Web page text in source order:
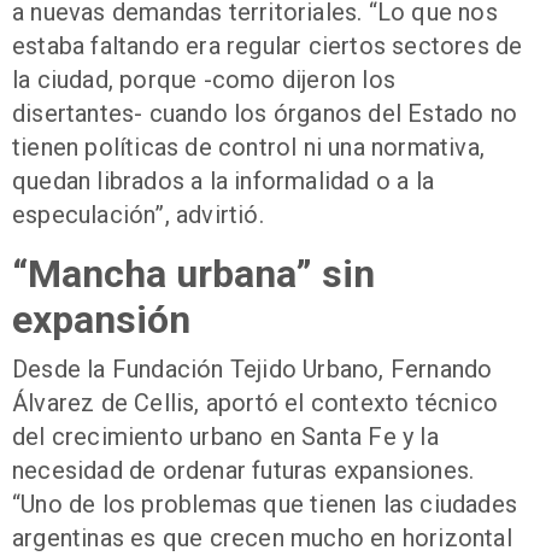
a nuevas demandas territoriales. “Lo que nos
estaba faltando era regular ciertos sectores de
la ciudad, porque -como dijeron los
disertantes- cuando los órganos del Estado no
tienen políticas de control ni una normativa,
quedan librados a la informalidad o a la
especulación”, advirtió.
“Mancha urbana” sin
expansión
Desde la Fundación Tejido Urbano, Fernando
Álvarez de Cellis, aportó el contexto técnico
del crecimiento urbano en Santa Fe y la
necesidad de ordenar futuras expansiones.
“Uno de los problemas que tienen las ciudades
argentinas es que crecen mucho en horizontal